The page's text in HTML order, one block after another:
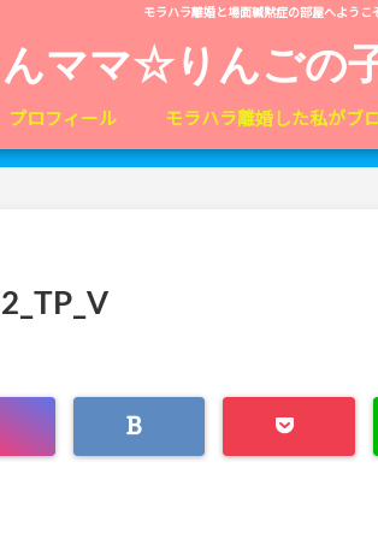
モラハラ離婚と場面緘黙症の部屋へようこ
ママ☆りんごの
プロフィール モラハラ離婚した私がブ